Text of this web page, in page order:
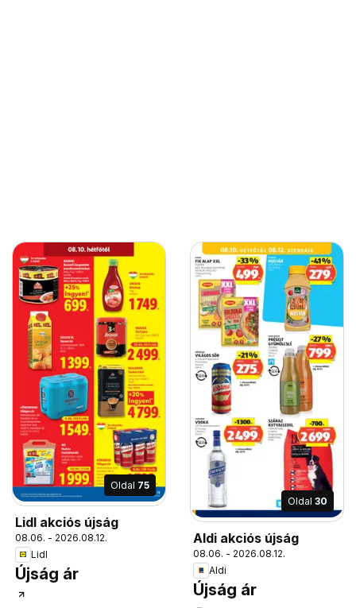
Oldal 75
Lidl akciós újság
08.06. - 2026.08.12.
Lidl
Újság ár
Oldal 30
Aldi akciós újság
08.06. - 2026.08.12.
Aldi
Újság ár